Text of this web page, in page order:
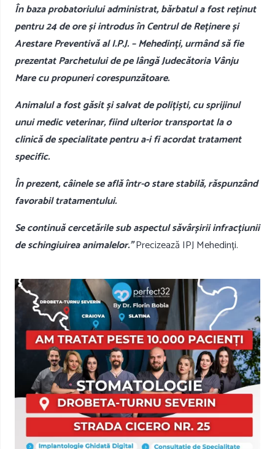
În baza probatoriului administrat, bărbatul a fost reținut
pentru 24 de ore și introdus în Centrul de Reținere și
Arestare Preventivă al I.P.J. – Mehedinți, urmând să fie
prezentat Parchetului de pe lângă Judecătoria Vânju
Mare cu propuneri corespunzătoare.
Animalul a fost găsit și salvat de polițiști, cu sprijinul
unui medic veterinar, fiind ulterior transportat la o
clinică de specialitate pentru a-i fi acordat tratament
specific.
În prezent, câinele se află într-o stare stabilă, răspunzând
favorabil tratamentului.
Se continuă cercetările sub aspectul săvârșirii infracțiunii
de schingiuirea animalelor.”Precizează IPJ Mehedinți.